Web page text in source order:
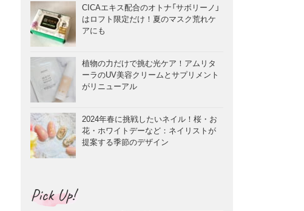
CICAエキス配合のオトナ「サボリーノ」
はロフト限定だけ！夏のマスク荒れケ
アにも
植物の力だけで挑む光ケア！アムリタ
ーラのUV美容クリームとサプリメント
がリニューアル
2024年春に挑戦したいネイル！桜・お
花・ホワイトデーなど：ネイリストが
提案する季節のデザイン
Pick Up!